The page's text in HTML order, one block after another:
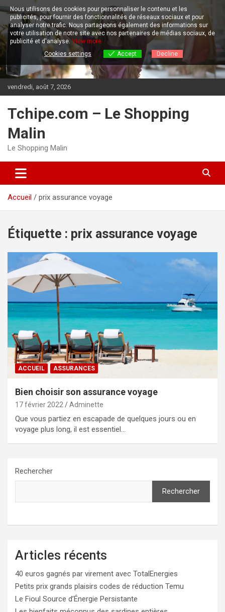
Aller
au
contenu
vendredi, août 7, 2026
Tchipe.com – Le Shopping
Malin
Le Shopping Malin
Accueil prix assurance voyage
Étiquette : prix assurance voyage
ACCUEIL ASSURANCES
Bien choisir son assurance voyage
17 février 2022 Adminette
Que vous partiez en escapade de quelques jours ou en
voyage plus long, il est essentiel…
Rechercher
Rechercher
Articles récents
40 euros gagnés par virement avec TotalEnergies
Petits prix grands plaisirs codes de réduction Temu
Le Fioul Source d’Énergie Persistante
Nous utilisons des cookies pour personnaliser le contenu et les
publicités, pour fournir des fonctionnalités de réseaux sociaux et pour
analyser notre trafic.Nous partageons également des informations sur
votre utilisation de notre site avec nos partenaires de médias sociaux, de
publicité et d'analyse. View more
Cookies settings
Accept Decline